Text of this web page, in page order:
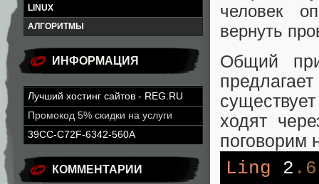
LINUX
АЛГОРИТМЫ
ИНФОРМАЦИЯ
Лучший хостинг сайтов - REG.RU
Промокод 5% скидки на услуги
39CC-C72F-6342-560A
КОММЕНТАРИИ
человек
вернуть
Общий
ходят
поговорим
Ling 2 .6